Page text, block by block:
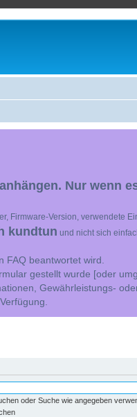
Nur wenn
Firmware-Version, verwendete
kundtun und nicht sich
beantwortet wird.
gestellt wurde [oder
Gewährleistungs-
oder Suche wie angegeben